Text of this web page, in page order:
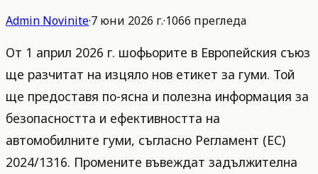
Admin Novinite·7 юни 2026 г.·1066 прегледа
От 1 април 2026 г. шофьорите в Европейския съюз
ще разчитат на изцяло нов етикет за гуми. Той
ще предоставя по-ясна и полезна информация за
безопасността и ефективността на
автомобилните гуми, съгласно Регламент (ЕС)
2024/1316. Промените въвеждат задължителна